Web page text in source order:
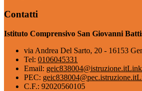
Contatti
Istituto Comprensivo San Giovanni
via Andrea Del Sarto, 20 - 16153
Tel: 0106045331
Email: geic838004@istruzione.itLink
PEC: geic838004@pec.istruzione.it
C.F.: 92020560105